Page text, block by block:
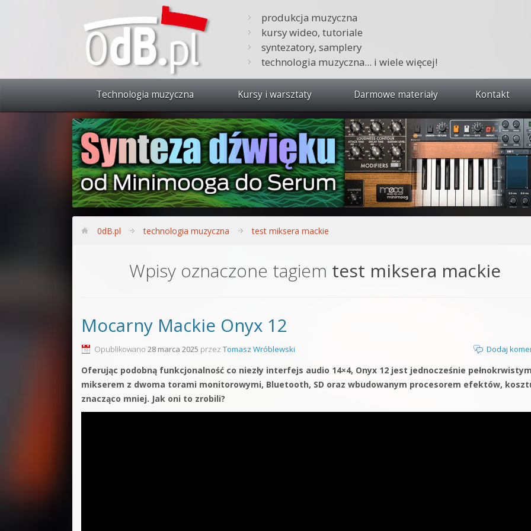
produkcja muzyczna
kursy wideo, tutoriale
syntezatory, samplery
technologia muzyczna... i wiele więcej!
Technologia muzyczna Kursy i warsztaty
Zobacz wszystkie kursy i warsztaty
Synteza dźwięku 🔥
Produkcja muzyczna w praktyce
Bitwig Studio od podstaw
Sound Forge od podstaw
Kontakt 5 Kompendium
Pakiety
Darmowe materiały Kontakt
0dB.pl technologia muzyczna test miksera mackie
Wpisy oznaczone tagiem test miksera mackie
Mocarny Mackie Onyx 12
Opublikowano 28 marca 2025 przez Tomasz Wróblewski Dodaj
Oferując podobną funkcjonalność co niezły interfejs audio 14×4, Onyx 12 jest jednocześnie pełnokrwistym
mikserem z dwoma torami monitorowymi, Bluetooth, SD oraz wbudowanym procesorem efektów,
znacząco mniej. Jak oni to zrobili?